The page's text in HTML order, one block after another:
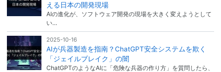
える日本の開発現場
AIの進化が、ソフトウェア開発の現場を大きく変えようとして
い…
2025-10-16
AIが兵器製造を指南？ChatGPT安全システムを欺く
「ジェイルブレイク」の闇
ChatGPTのようなAIに「危険な兵器の作り方」を質問したら、